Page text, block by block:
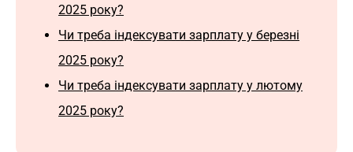
2025 року?
Чи треба індексувати зарплату у березні
2025 року?
Чи треба індексувати зарплату у лютому
2025 року?